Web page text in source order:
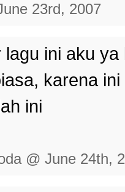
23rd, 2007
lagu ini aku
karena
ini
@ June 24th,